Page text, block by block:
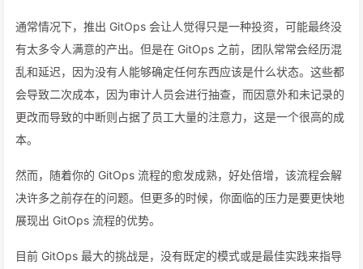
通常情况下，推出 GitOps 会让人觉得只是一种投资，可能最终没
有太多令人满意的产出。但是在 GitOps 之前，团队常常会经历混
乱和延迟，因为没有人能够确定任何东西应该是什么状态。这些都
会导致二次成本，因为审计人员会进行抽查，而因意外和未记录的
更改而导致的中断则占据了员工大量的注意力，这是一个很高的成
本。
然而，随着你的 GitOps 流程的愈发成熟，好处倍增，该流程会解
决许多之前存在的问题。但更多的时候，你面临的压力是要更快地
展现出 GitOps 流程的优势。
目前 GitOps 最大的挑战是，没有既定的模式或是最佳实践来指导